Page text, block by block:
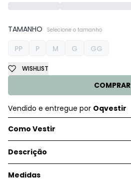
TAMANHO Selecione o tamanho
PP P M G GG
COMPRAR
WISHLIST
Vendido e entregue por Oqvestir
Como Vestir
Descrição
Medidas